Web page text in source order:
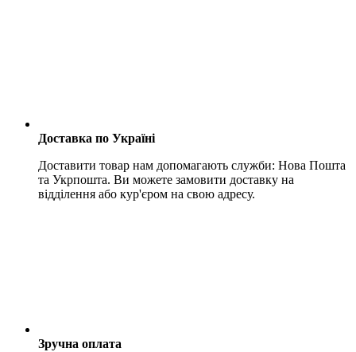
Доставка по Україні
Доставити товар нам допомагають служби: Нова Пошта
та Укрпошта. Ви можете замовити доставку на
відділення або кур'єром на свою адресу.
Зручна оплата